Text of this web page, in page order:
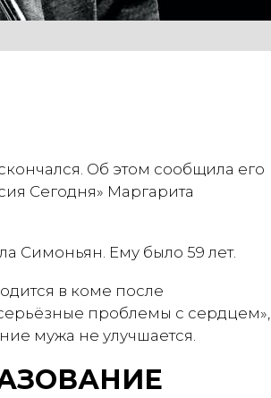
Об этом сообщила его
Сегодня» Маргарита
Симоньян. Ему было 59 лет.
в коме после
проблемы с сердцем»,
мужа не улучшается.